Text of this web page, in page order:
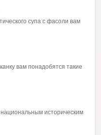
супа с фасоли вам
вам понадобятся такие
историческим